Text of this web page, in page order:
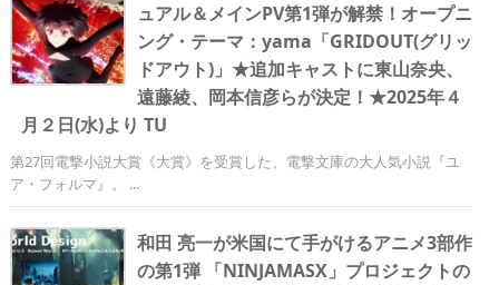
ュアル＆メインPV第1弾が解禁！オープニ
ング・テーマ：yama「GRIDOUT(グリッ
ドアウト)」★追加キャストに東山奈央、
遠藤綾、岡本信彦らが決定！★2025年４
月２日(水)より TU
第27回電撃小説大賞《大賞》を受賞した、電撃文庫の大人気小説『ユ
ア・フォルマ』。 ...
和田 亮一が米国にて手がけるアニメ3部作
の第1弾 「NINJAMASX」プロジェクトの